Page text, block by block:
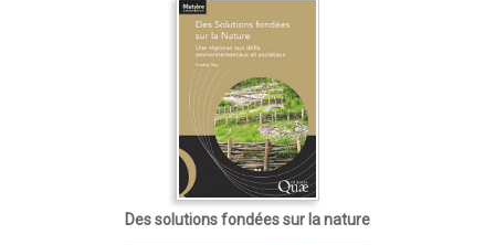
Des solutions fondées sur la nature